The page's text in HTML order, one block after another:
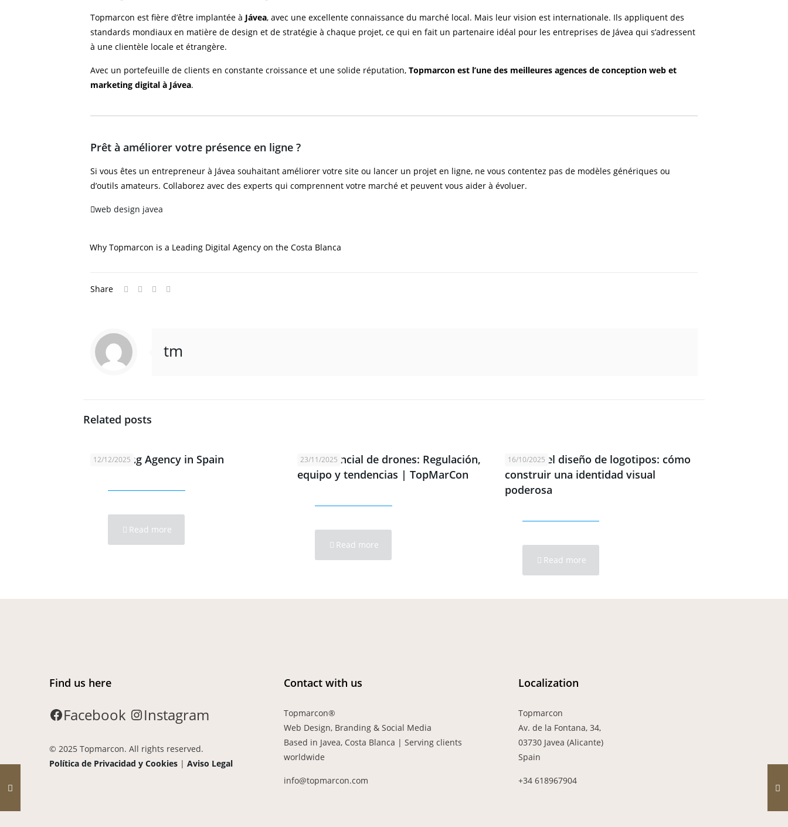
Topmarcon est fière d’être implantée à Jávea, avec une excellente connaissance du marché local. Mais leur vision est internationale. Ils appliquent des
standards mondiaux en matière de design et de stratégie à chaque projet, ce qui en fait un partenaire idéal pour les entreprises de Jávea qui s’adressent
à une clientèle locale et étrangère.
Avec un portefeuille de clients en constante croissance et une solide réputation, Topmarcon est l’une des meilleures agences de conception web et
marketing digital à Jávea.
Prêt à améliorer votre présence en ligne ?
Si vous êtes un entrepreneur à Jávea souhaitant améliorer votre site ou lancer un projet en ligne, ne vous contentez pas de modèles génériques ou
d’outils amateurs. Collaborez avec des experts qui comprennent votre marché et peuvent vous aider à évoluer.
web design javea
Why Topmarcon is a Leading Digital Agency on the Costa Blanca
Share
tm
Related posts
12/12/2025
Marketing Agency in Spain
Read more
23/11/2025
Guía esencial de drones: Regulación,
equipo y tendencias | TopMarCon
Read more
16/10/2025
El arte del diseño de logotipos: cómo
construir una identidad visual
poderosa
Read more
Find us here
Facebook Instagram
© 2025 Topmarcon. All rights reserved.
Política de Privacidad y Cookies | Aviso Legal
Contact with us
Topmarcon®
Web Design, Branding & Social Media
Based in Javea, Costa Blanca | Serving clients
worldwide
info@topmarcon.com
Localization
Topmarcon
Av. de la Fontana, 34,
03730 Javea (Alicante)
Spain
+34 618967904